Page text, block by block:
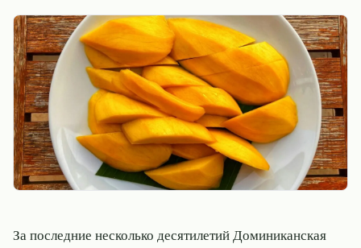
За последние несколько десятилетий Доминиканская